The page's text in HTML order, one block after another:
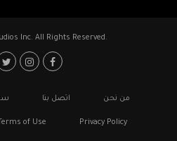
Inc. All Rights Reserved.
Footer: Social Media
Footerمن نحن اتصل بنا
Privacy Policy
Terms of Use